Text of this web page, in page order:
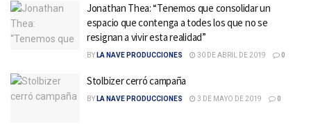
Jonathan Thea: “Tenemos que consolidar un
espacio que contenga a todes los que no se
resignan a vivir esta realidad”
BY LA NAVE PRODUCCIONES 30 DE ABRIL DE 2019 0
Stolbizer cerró campaña
BY LA NAVE PRODUCCIONES 3 DE MAYO DE 2019 0